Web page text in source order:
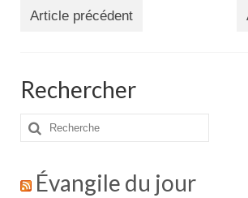
Actualités
Article précédent
Rechercher
Rechercher
:
Évangile du jour